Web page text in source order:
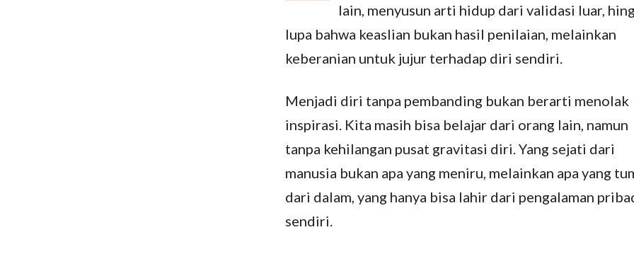
lain, menyusun arti hidup dari validasi luar,
lupa bahwa keaslian bukan hasil penilaian, melainkan
keberanian untuk jujur terhadap diri sendiri.
Menjadi diri tanpa pembanding bukan berarti menolak
inspirasi. Kita masih bisa belajar dari orang lain, namun
tanpa kehilangan pusat gravitasi diri. Yang sejati dari
manusia bukan apa yang meniru, melainkan apa yang
dari dalam, yang hanya bisa lahir dari pengalaman
sendiri.